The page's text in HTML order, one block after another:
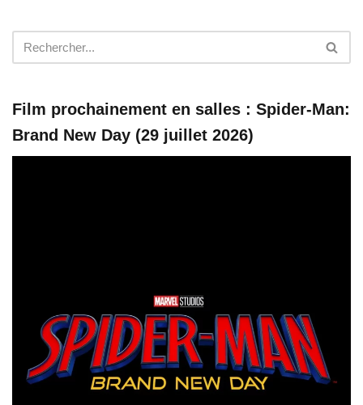
Film prochainement en salles : Spider-Man:
Brand New Day (29 juillet 2026)